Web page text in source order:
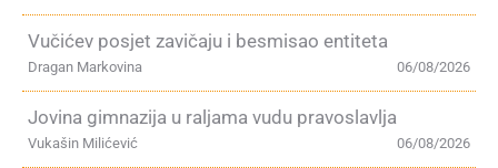
Vučićev posjet zavičaju i besmisao entiteta
06/08/2026
Dragan Markovina
Jovina gimnazija u raljama vudu pravoslavlja
06/08/2026
Vukašin Milićević